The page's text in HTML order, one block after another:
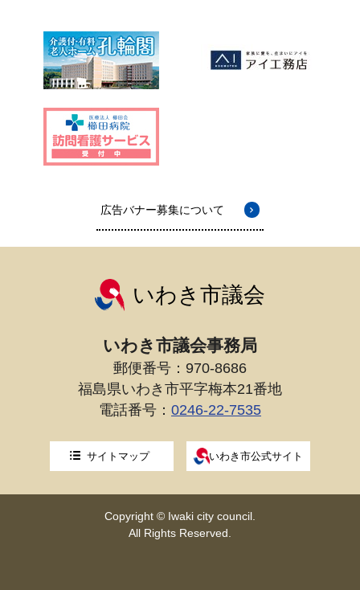
広告バナー募集について
いわき市議会
いわき市議会事務局
郵便番号：970-8686
福島県いわき市平字梅本21番地
電話番号： 0246-22-7535
サイトマップ いわき市公式サイト
Copyright © Iwaki city council.
All Rights Reserved.